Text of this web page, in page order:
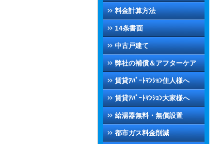
料金計算方法
14条書面
中古戸建て
弊社の補償＆アフターケア
賃貸ｱﾊﾟｰﾄﾏﾝｼｮﾝ住人様へ
賃貸ｱﾊﾟｰﾄﾏﾝｼｮﾝ大家様へ
給湯器無料・無償設置
都市ガス料金削減